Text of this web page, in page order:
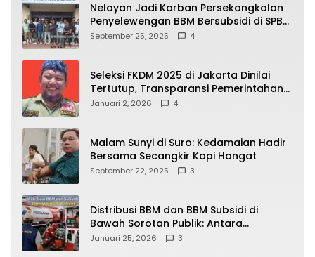
Nelayan Jadi Korban Persekongkolan
Penyelewengan BBM Bersubsidi di SPBU
64.78809 Teluk Batang
September 25, 2025 4
Seleksi FKDM 2025 di Jakarta Dinilai
Tertutup, Transparansi Pemerintahan
Pramono–Rano Dipertanyakan
Januari 2, 2026 4
Malam Sunyi di Suro: Kedamaian Hadir
Bersama Secangkir Kopi Hangat
September 22, 2025 3
Distribusi BBM dan BBM Subsidi di
Bawah Sorotan Publik: Antara
Kepentingan Negara, Hak Konsumen,
Januari 25, 2026 3